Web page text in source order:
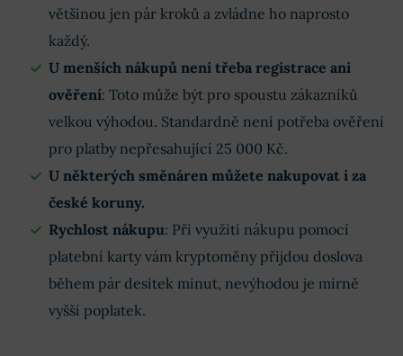
většinou jen pár kroků a zvládne ho naprosto
každý.
U menších nákupů není třeba registrace ani
ověření: Toto může být pro spoustu zákazníků
velkou výhodou. Standardně není potřeba ověření
pro platby nepřesahující 25 000 Kč.
U některých směnáren můžete nakupovat i za
české koruny.
Rychlost nákupu: Při využití nákupu pomocí
platební karty vám kryptoměny přijdou doslova
během pár desítek minut, nevýhodou je mírně
vyšší poplatek.